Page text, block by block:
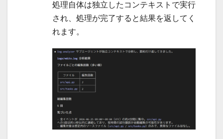
処理自体は独立したコンテキストで実行
され、処理が完了すると結果を返してく
れます。